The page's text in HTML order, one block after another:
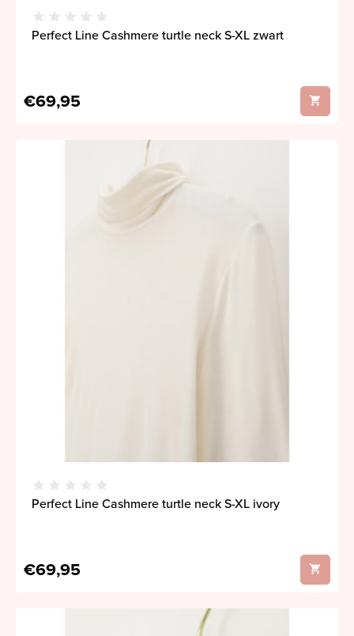
Perfect Line Cashmere turtle neck S-XL zwart
€69,95
Perfect Line Cashmere turtle neck S-XL ivory
€69,95